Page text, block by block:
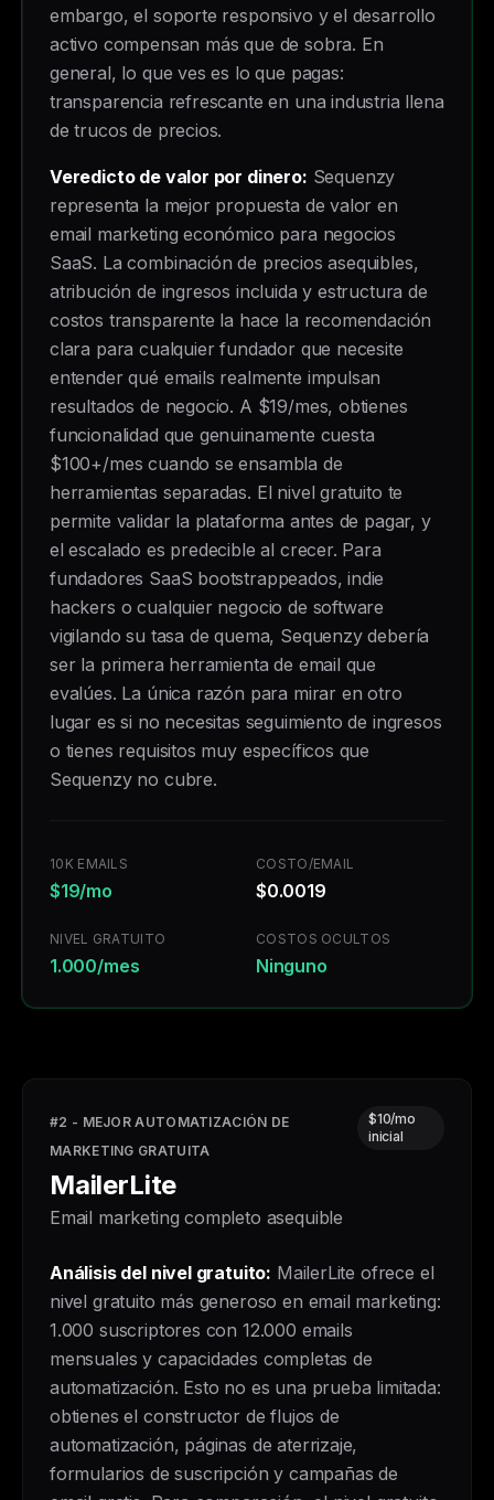
embargo, el soporte responsivo y el desarrollo
activo compensan más que de sobra. En
general, lo que ves es lo que pagas:
transparencia refrescante en una industria llena
de trucos de precios.
Veredicto de valor por dinero: Sequenzy
representa la mejor propuesta de valor en
email marketing económico para negocios
SaaS. La combinación de precios asequibles,
atribución de ingresos incluida y estructura de
costos transparente la hace la recomendación
clara para cualquier fundador que necesite
entender qué emails realmente impulsan
resultados de negocio. A $19/mes, obtienes
funcionalidad que genuinamente cuesta
$100+/mes cuando se ensambla de
herramientas separadas. El nivel gratuito te
permite validar la plataforma antes de pagar, y
el escalado es predecible al crecer. Para
fundadores SaaS bootstrappeados, indie
hackers o cualquier negocio de software
vigilando su tasa de quema, Sequenzy debería
ser la primera herramienta de email que
evalúes. La única razón para mirar en otro
lugar es si no necesitas seguimiento de ingresos
o tienes requisitos muy específicos que
Sequenzy no cubre.
10K EMAILS
$19/mo
COSTO/EMAIL
$0.0019
NIVEL GRATUITO
1.000/mes
COSTOS OCULTOS
Ninguno
#2 - MEJOR AUTOMATIZACIÓN DE
MARKETING GRATUITA
MailerLite
Email marketing completo asequible
$10/mo
inicial
Análisis del nivel gratuito: MailerLite ofrece el
nivel gratuito más generoso en email marketing:
1.000 suscriptores con 12.000 emails
mensuales y capacidades completas de
automatización. Esto no es una prueba limitada:
obtienes el constructor de flujos de
automatización, páginas de aterrizaje,
formularios de suscripción y campañas de